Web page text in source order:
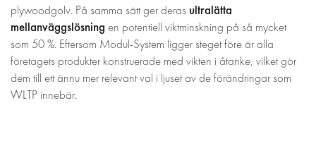
plywoodgolv. På samma sätt ger deras ultralätta
mellanväggslösning en potentiell viktminskning på så mycket
som 50 %. Eftersom Modul-System ligger steget före är alla
företagets produkter konstruerade med vikten i åtanke, vilket gör
dem till ett ännu mer relevant val i ljuset av de förändringar som
WLTP innebär.